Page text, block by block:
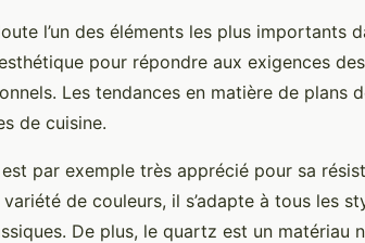
l’un des éléments les plus importants
pour répondre aux exigences des
Les tendances en matière de plans
de cuisine.
par exemple très apprécié pour sa
de couleurs, il s’adapte à tous les
De plus, le quartz est un matériau